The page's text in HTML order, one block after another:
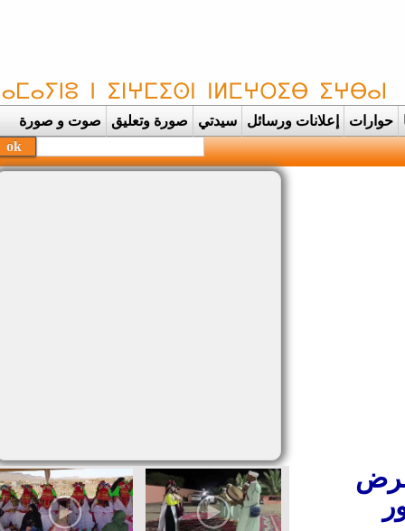
حوارات إعلانات ورسائل سيدتي صورة وتعليق صوت و صورة